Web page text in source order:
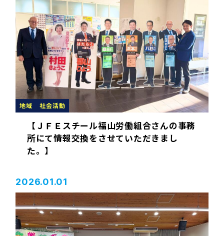
地域 社会活動
【ＪＦＥスチール福山労働組合さんの事務
所にて情報交換をさせていただきまし
た。】
2026.01.01